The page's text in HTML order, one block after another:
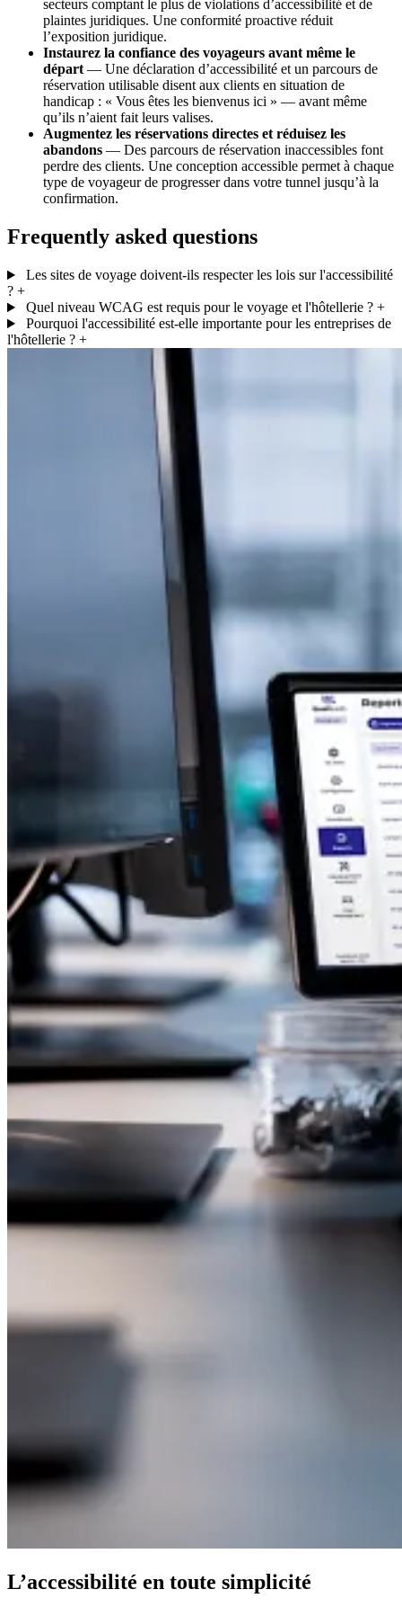
secteurs comptant le plus de violations d’accessibilité et de
plaintes juridiques. Une conformité proactive réduit
l’exposition juridique.
Instaurez la confiance des voyageurs avant même le
départ — Une déclaration d’accessibilité et un parcours de
réservation utilisable disent aux clients en situation de
handicap : « Vous êtes les bienvenus ici » — avant même
qu’ils n’aient fait leurs valises.
Augmentez les réservations directes et réduisez les
abandons — Des parcours de réservation inaccessibles font
perdre des clients. Une conception accessible permet à chaque
type de voyageur de progresser dans votre tunnel jusqu’à la
confirmation.
Frequently asked questions
Les sites de voyage doivent-ils respecter les lois sur l'accessibilité
? +
Quel niveau WCAG est requis pour le voyage et l'hôtellerie ? +
Pourquoi l'accessibilité est-elle importante pour les entreprises de
l'hôtellerie ? +
L’accessibilité en toute simplicité